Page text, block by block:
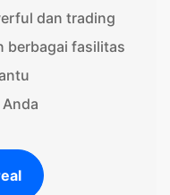
dan trading
berbagai fasilitas